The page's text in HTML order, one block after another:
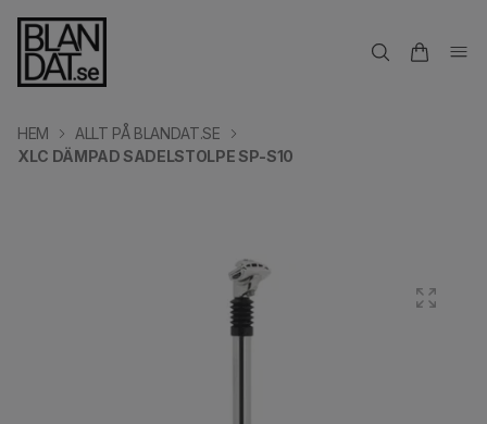
HEM
ALLT PÅ BLANDAT.SE
XLC DÄMPAD SADELSTOLPE SP-S10